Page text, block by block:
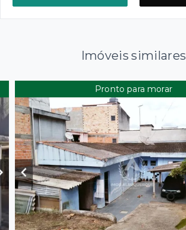
Imóveis similares
Pronto para morar